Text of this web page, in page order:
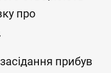
про
прибув